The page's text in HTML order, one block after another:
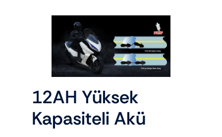
12AH Yüksek
Kapasiteli Akü